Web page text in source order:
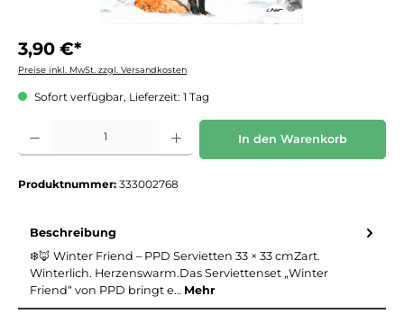
3,90 €*
Preise inkl. MwSt. zzgl. Versandkosten
Sofort verfügbar, Lieferzeit: 1 Tag
Produkt Anzahl: Gib den gewünschten Wert ein oder benutze die Schaltflächen um
In den Warenkorb
Produktnummer: 333002768
Beschreibung
❄️🦊 Winter Friend – PPD Servietten 33 × 33 cmZart.
Winterlich. Herzenswarm.Das Serviettenset „Winter
Friend“ von PPD bringt e… Mehr